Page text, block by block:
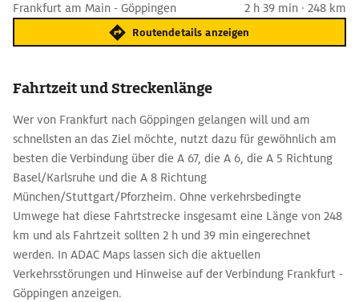
Frankfurt am Main - Göppingen 2 h 39 min · 248 km
Routendetails anzeigen
Fahrtzeit und Streckenlänge
Wer von Frankfurt nach Göppingen gelangen will und am
schnellsten an das Ziel möchte, nutzt dazu für gewöhnlich am
besten die Verbindung über die A 67, die A 6, die A 5 Richtung
Basel/Karlsruhe und die A 8 Richtung
München/Stuttgart/Pforzheim. Ohne verkehrsbedingte
Umwege hat diese Fahrtstrecke insgesamt eine Länge von 248
km und als Fahrtzeit sollten 2 h und 39 min eingerechnet
werden. In ADAC Maps lassen sich die aktuellen
Verkehrsstörungen und Hinweise auf der Verbindung Frankfurt -
Göppingen anzeigen.